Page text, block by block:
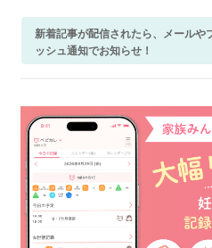
新着記事が配信されたら、メールや
ッシュ通知でお知らせ！